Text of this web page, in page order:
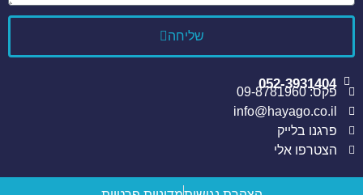
שליחה
052-3931404
פקס: 09-8781960
info@hayago.co.il
פרגנו בלייק
הצטרפו אלי